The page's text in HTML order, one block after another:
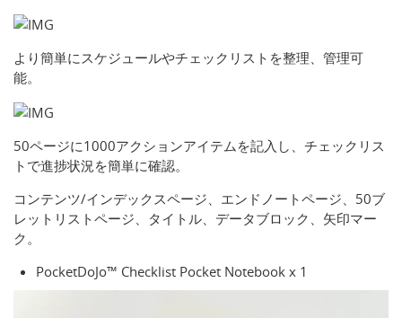
より簡単にスケジュールやチェックリストを整理、管理可
能。
50ページに1000アクションアイテムを記入し、チェックリス
トで進捗状況を簡単に確認。
コンテンツ/インデックスページ、エンドノートページ、50ブ
レットリストページ、タイトル、データブロック、矢印マー
ク。
PocketDoJo™ Checklist Pocket Notebook x 1